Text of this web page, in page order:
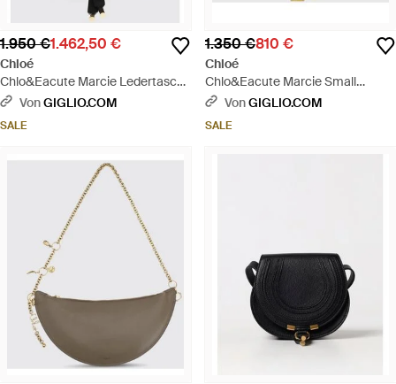
1.950 €1.462,50 €
Chloé
Chlo&Eacute Marcie Ledertasche
- Schwarz
VonGIGLIO.COM
SALE
1.350 €810 €
Chloé
Chlo&Eacute Marcie Small
Wildledertasche - Braun
VonGIGLIO.COM
SALE